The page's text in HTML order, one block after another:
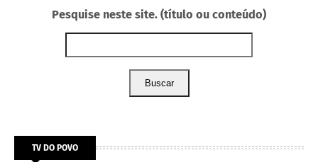
Pesquise neste site. (título ou conteúdo)
Buscar
TV DO POVO